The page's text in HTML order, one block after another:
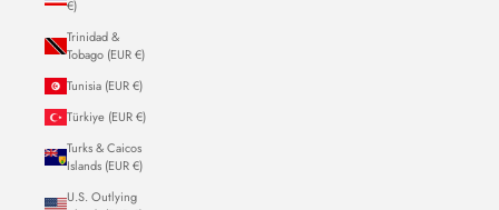
€)
Trinidad &
Tobago (EUR €)
Tunisia (EUR €)
Türkiye (EUR €)
Turks & Caicos
Islands (EUR €)
U.S. Outlying